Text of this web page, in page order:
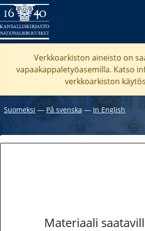
Verkkoarkiston aineisto on
vapaakappaletyöasemilla. Katso
verkkoarkiston
Suomeksi ― På svenska ― In English
Materiaali